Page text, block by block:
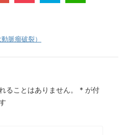
脈瘤破裂）
ることはありません。 * が付